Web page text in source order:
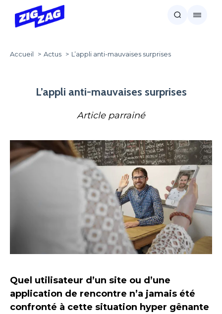
Accueil Actus L’appli anti-mauvaises surprises
L’appli anti-mauvaises surprises
Article parrainé
Quel utilisateur d’un site ou d’une
application de rencontre n’a jamais été
confronté à cette situation hyper gênante